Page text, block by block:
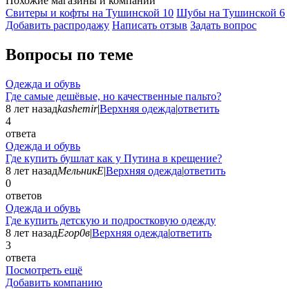
Свитеры и кофты на Тушинской 10 Шубы на Тушинской 6
Добавить раcпродажу Написать отзыв Задать вопрос
Вопросы по теме
Одежда и обувь
Где самые дешёвые, но качественные пальто?
8 лет назадkashemir|Верхняя одежда|ответить
4
ответа
Одежда и обувь
Где купить бушлат как у Путина в крещение?
8 лет назадМельникЕ|Верхняя одежда|ответить
0
ответов
Одежда и обувь
Где купить детскую и подростковую одежду
8 лет назадЕгор0в|Верхняя одежда|ответить
3
ответа
Посмотреть ещё
Добавить компанию